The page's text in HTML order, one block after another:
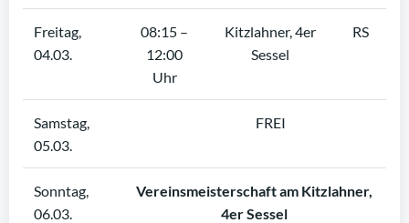
Freitag,
04.03.
08:15 –
12:00
Uhr
Kitzlahner, 4er
Sessel
RS
Samstag,
05.03.
FREI
Sonntag,
06.03.
Vereinsmeisterschaft am Kitzlahner,
4er Sessel